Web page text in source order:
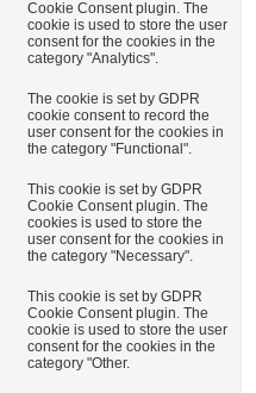
Cookie Consent plugin. The
cookie is used to store the user
consent for the cookies in the
category "Analytics".
The cookie is set by GDPR
cookie consent to record the
user consent for the cookies in
the category "Functional".
This cookie is set by GDPR
Cookie Consent plugin. The
cookies is used to store the
user consent for the cookies in
the category "Necessary".
This cookie is set by GDPR
Cookie Consent plugin. The
cookie is used to store the user
consent for the cookies in the
category "Other.